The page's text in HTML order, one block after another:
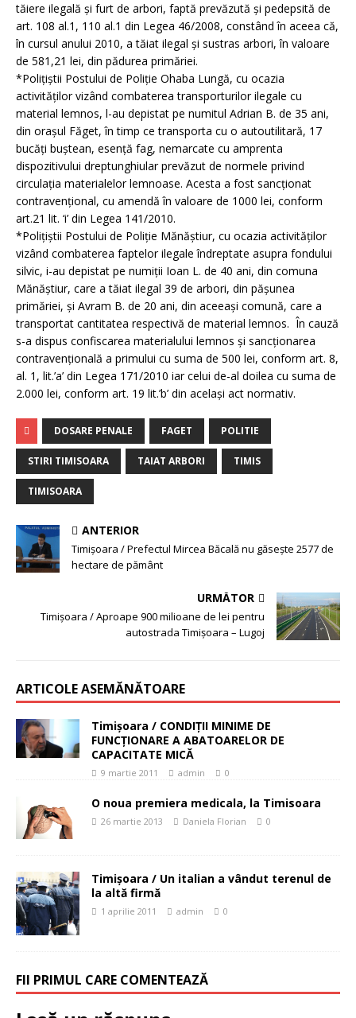
tăiere ilegală şi furt de arbori, faptă prevăzută şi pedepsită de
art. 108 al.1, 110 al.1 din Legea 46/2008, constând în aceea că,
în cursul anului 2010, a tăiat ilegal şi sustras arbori, în valoare
de 581,21 lei, din pădurea primăriei.
*Poliţiştii Postului de Poliţie Ohaba Lungă, cu ocazia
activităţilor vizând combaterea transporturilor ilegale cu
material lemnos, l-au depistat pe numitul Adrian B. de 35 ani,
din oraşul Făget, în timp ce transporta cu o autoutilitară, 17
bucăţi buştean, esenţă fag, nemarcate cu amprenta
dispozitivului dreptunghiular prevăzut de normele privind
circulaţia materialelor lemnoase. Acesta a fost sancţionat
contravenţional, cu amendă în valoare de 1000 lei, conform
art.21 lit. ‘i’ din Legea 141/2010.
*Poliţiştii Postului de Poliţie Mănăştiur, cu ocazia activităţilor
vizând combaterea faptelor ilegale îndreptate asupra fondului
silvic, i-au depistat pe numiţii Ioan L. de 40 ani, din comuna
Mănăştiur, care a tăiat ilegal 39 de arbori, din păşunea
primăriei, şi Avram B. de 20 ani, din aceeaşi comună, care a
transportat cantitatea respectivă de material lemnos. În cauză
s-a dispus confiscarea materialului lemnos şi sancţionarea
contravenţională a primului cu suma de 500 lei, conform art. 8,
al. 1, lit.’a’ din Legea 171/2010 iar celui de-al doilea cu suma de
2.000 lei, conform art. 19 lit.’b’ din acelaşi act normativ.
DOSARE PENALE FAGET POLITIE
STIRI TIMISOARA TAIAT ARBORI TIMIS
TIMISOARA
ANTERIOR
Timișoara / Prefectul Mircea Băcală nu găsește 2577 de
hectare de pământ
URMĂTOR
Timișoara / Aproape 900 milioane de lei pentru
autostrada Timișoara – Lugoj
ARTICOLE ASEMĂNĂTOARE
Timişoara / CONDIŢII MINIME DE
FUNCŢIONARE A ABATOARELOR DE
CAPACITATE MICĂ
9 martie 2011 admin 0
O noua premiera medicala, la Timisoara
26 martie 2013 Daniela Florian 0
Timişoara / Un italian a vândut terenul de
la altă firmă
1 aprilie 2011 admin 0
FII PRIMUL CARE COMENTEAZĂ